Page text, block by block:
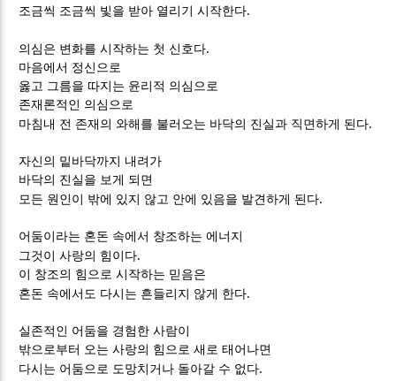
조금씩 조금씩 빛을 받아 열리기 시작한다.
의심은 변화를 시작하는 첫 신호다.
마음에서 정신으로
옳고 그름을 따지는 윤리적 의심으로
존재론적인 의심으로
마침내 전 존재의 와해를 불러오는 바닥의 진실과 직면하게 된다.
자신의 밑바닥까지 내려가
바닥의 진실을 보게 되면
모든 원인이 밖에 있지 않고 안에 있음을 발견하게 된다.
어둠이라는 혼돈 속에서 창조하는 에너지
그것이 사랑의 힘이다.
이 창조의 힘으로 시작하는 믿음은
혼돈 속에서도 다시는 흔들리지 않게 한다.
실존적인 어둠을 경험한 사람이
밖으로부터 오는 사랑의 힘으로 새로 태어나면
다시는 어둠으로 도망치거나 돌아갈 수 없다.